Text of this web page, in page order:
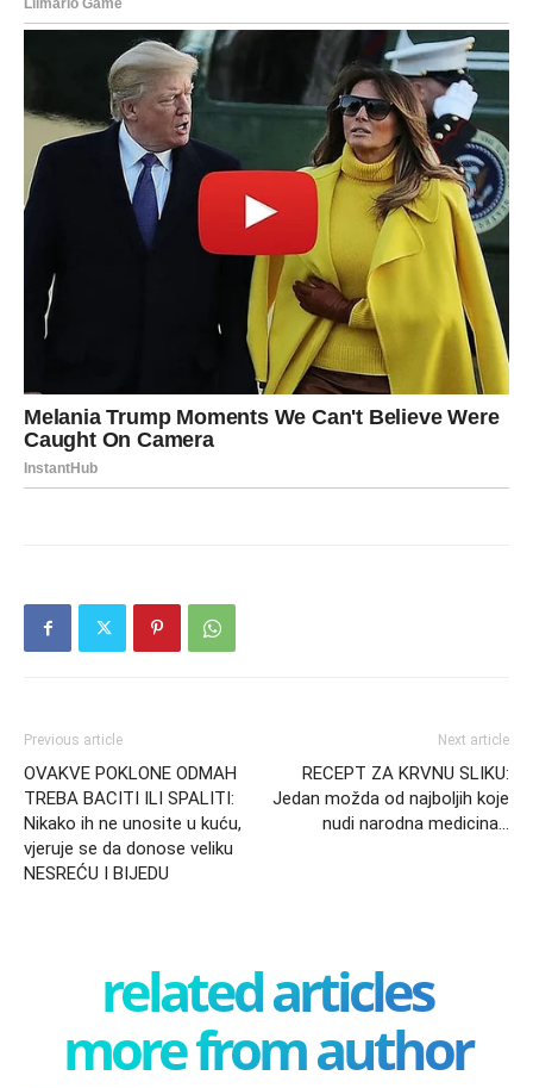
Previous article
OVAKVE POKLONE ODMAH
TREBA BACITI ILI SPALITI:
Nikako ih ne unosite u kuću,
vjeruje se da donose veliku
NESREĆU I BIJEDU
Next article
RECEPT ZA KRVNU SLIKU:
Jedan možda od najboljih koje
nudi narodna medicina…
related articles
more from author